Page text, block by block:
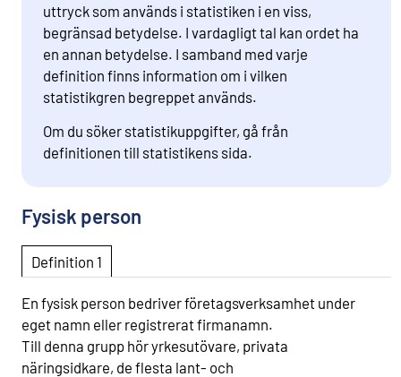
uttryck som används i statistiken i en viss,
begränsad betydelse. I vardagligt tal kan ordet ha
en annan betydelse. I samband med varje
definition finns information om i vilken
statistikgren begreppet används.
Om du söker statistikuppgifter, gå från
definitionen till statistikens sida.
Fysisk person
Definition 1
En fysisk person bedriver företagsverksamhet under
eget namn eller registrerat firmanamn.
Till denna grupp hör yrkesutövare, privata
näringsidkare, de flesta lant- och